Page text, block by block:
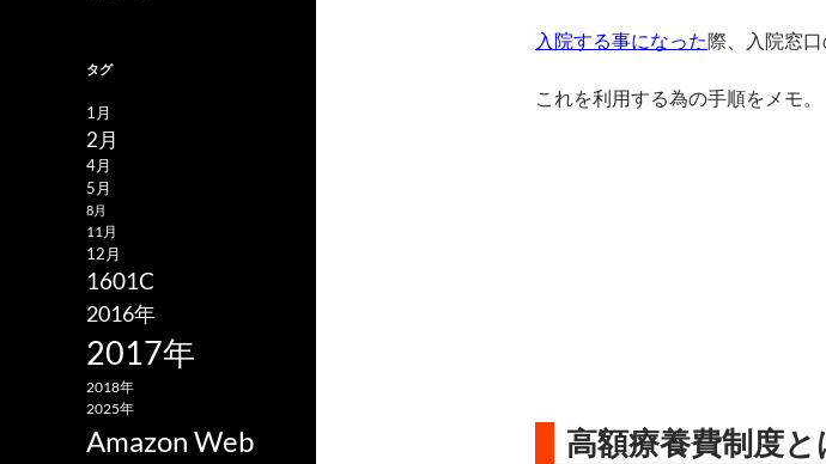
入院する事になった際、入院窓口
これを利用する為の手順をメモ。
高額療養費制度と
タグ
1月
2月
4月
5月
8月
11月
12月
1601C
2016年
2017年
2018年
2025年
Amazon Web